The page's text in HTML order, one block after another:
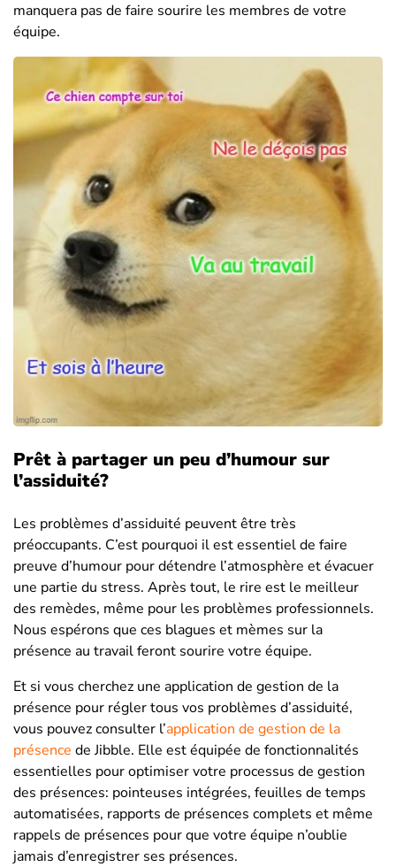
manquera pas de faire sourire les membres de votre
équipe.
Prêt à partager un peu d’humour sur
l’assiduité?
Les problèmes d’assiduité peuvent être très
préoccupants. C’est pourquoi il est essentiel de faire
preuve d’humour pour détendre l’atmosphère et évacuer
une partie du stress. Après tout, le rire est le meilleur
des remèdes, même pour les problèmes professionnels.
Nous espérons que ces blagues et mèmes sur la
présence au travail feront sourire votre équipe.
Et si vous cherchez une application de gestion de la
présence pour régler tous vos problèmes d’assiduité,
vous pouvez consulter l’application de gestion de la
présence de Jibble. Elle est équipée de fonctionnalités
essentielles pour optimiser votre processus de gestion
des présences: pointeuses intégrées, feuilles de temps
automatisées, rapports de présences complets et même
rappels de présences pour que votre équipe n’oublie
jamais d’enregistrer ses présences.